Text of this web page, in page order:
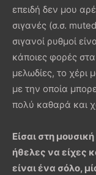
επειδή δεν μου
σιγανές (σ.σ.
σιγανοί ρυθμοί
κάποιες φορές
μελωδίες, το χέρι
με την οποία
πολύ καθαρά και
Είσαι στη
ήθελες να είχες
είναι ένα σόλο,